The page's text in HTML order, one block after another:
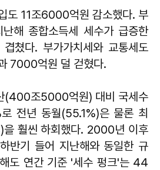
도 11조6000억원 감소했다. 부
해 종합소득세 세수가 급증한
쳤다. 부가가치세와 교통세도
7000억원 덜 걷혔다.
(400조5000억원) 대비 국세수
전년 동월(55.1%)은 물론 최
훨씬 하회했다. 2000년 이후
반기 들어 지난해와 동일한 규
도 연간 기준 '세수 펑크'는 44